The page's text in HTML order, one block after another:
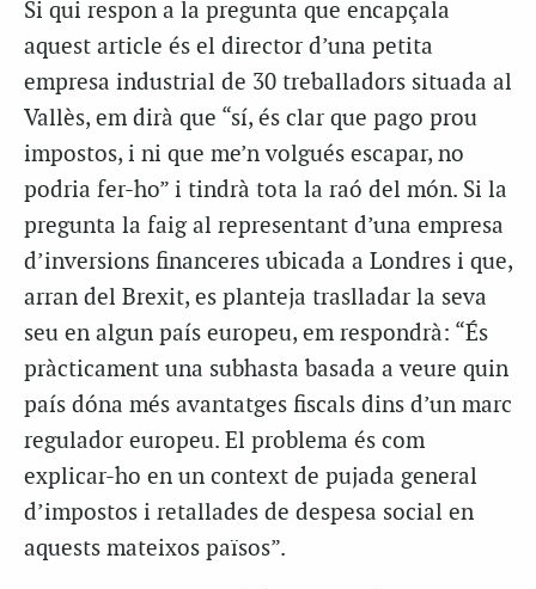
Si qui respon a la pregunta que encapçala
aquest article és el director d’una petita
empresa industrial de 30 treballadors situada al
Vallès, em dirà que “sí, és clar que pago prou
impostos, i ni que me’n volgués escapar, no
podria fer-ho” i tindrà tota la raó del món. Si la
pregunta la faig al representant d’una empresa
d’inversions financeres ubicada a Londres i que,
arran del Brexit, es planteja traslladar la seva
seu en algun país europeu, em respondrà: “És
pràcticament una subhasta basada a veure quin
país dóna més avantatges fiscals dins d’un marc
regulador europeu. El problema és com
explicar-ho en un context de pujada general
d’impostos i retallades de despesa social en
aquests mateixos països”.